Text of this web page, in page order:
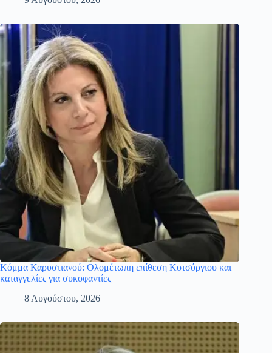
Κόμμα Καρυστιανού: Ολομέτωπη επίθεση Κοτσόργιου και
καταγγελίες για συκοφαντίες
8 Αυγούστου, 2026